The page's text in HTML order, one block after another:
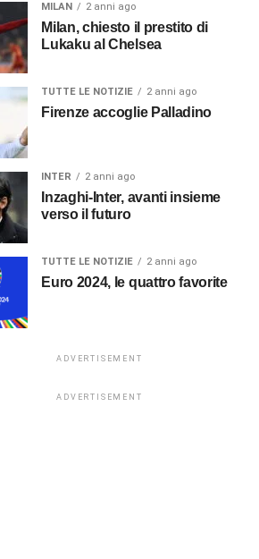
MILAN 2 anni ago
Milan, chiesto il prestito di
Lukaku al Chelsea
TUTTE LE NOTIZIE 2 anni ago
Firenze accoglie Palladino
INTER 2 anni ago
Inzaghi-Inter, avanti insieme
verso il futuro
TUTTE LE NOTIZIE 2 anni ago
Euro 2024, le quattro favorite
ADVERTISEMENT
ADVERTISEMENT